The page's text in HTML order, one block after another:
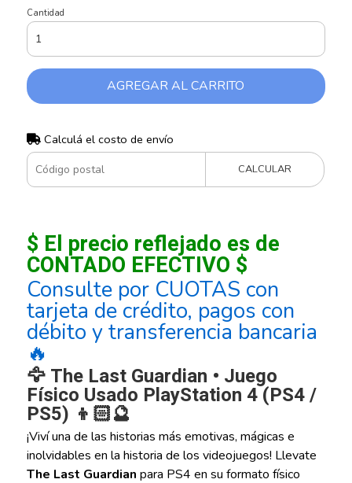
Cantidad
AGREGAR AL CARRITO
Calculá el costo de envío
CALCULAR
$ El precio reflejado es de
CONTADO EFECTIVO $
Consulte por CUOTAS con
tarjeta de crédito, pagos con
débito y transferencia bancaria
🔥
🦅 The Last Guardian • Juego
Físico Usado PlayStation 4 (PS4 /
PS5) 👦🏻🔮
¡Viví una de las historias más emotivas, mágicas e
inolvidables en la historia de los videojuegos! Llevate
The Last Guardian para PS4 en su formato físico